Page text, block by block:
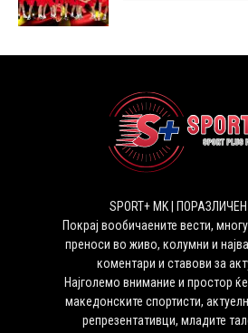
SPORT+ MK |
Покрај вообичаените вести,
преноси во живо, колумни и
коментари и ставови за
Најголемо внимание и простор
македонските спортисти,
репрезентативци, младите